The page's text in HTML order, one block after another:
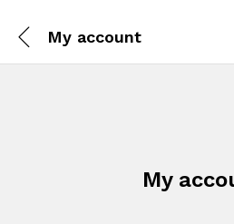
My account
My